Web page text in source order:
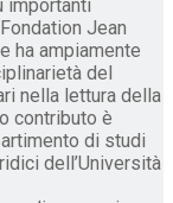
importanti
Jean
ha ampiamente
del
nella lettura della
contributo è
di studi
dell’Università